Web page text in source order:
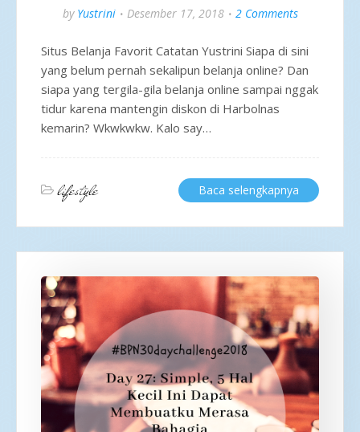
by Yustrini Desember 17, 2018 2 Comments
Situs Belanja Favorit Catatan Yustrini Siapa di sini
yang belum pernah sekalipun belanja online? Dan
siapa yang tergila-gila belanja online sampai nggak
tidur karena mantengin diskon di Harbolnas
kemarin? Wkwkwkw. Kalo say…
lifestyle Baca selengkapnya